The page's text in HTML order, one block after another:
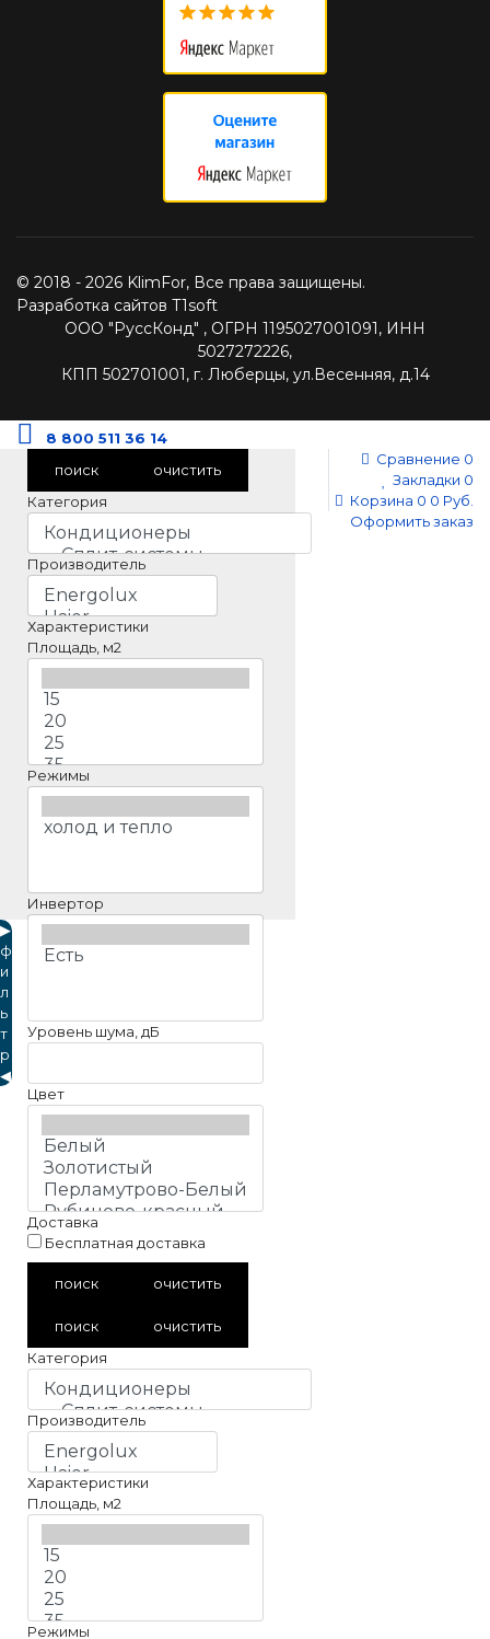
© 2018 - 2026 KlimFor, Все права защищены.
Разработка сайтов T1soft
ООО "РуссКонд" , ОГРН 1195027001091, ИНН
5027272226,
КПП 502701001, г. Люберцы, ул.Весенняя, д.14
8 800 511 36 14
Сравнение 0
Закладки 0
Корзина 0 0 Руб.
Оформить заказ
поиск
очистить
Категория
Производитель
Характеристики
Площадь, м2
Режимы
Инвертор
Уровень шума, дБ
Цвет
Доставка
Бесплатная доставка
поиск очистить
поиск
очистить
Категория
Производитель
Характеристики
Площадь, м2
Режимы
▶
ф
и
л
ь
т
р
◀